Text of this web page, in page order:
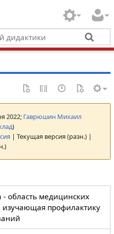
2022; Гаврюшин Михаил
)
| Текущая версия (разн.) |
- область медицинских
изучающая профилактику